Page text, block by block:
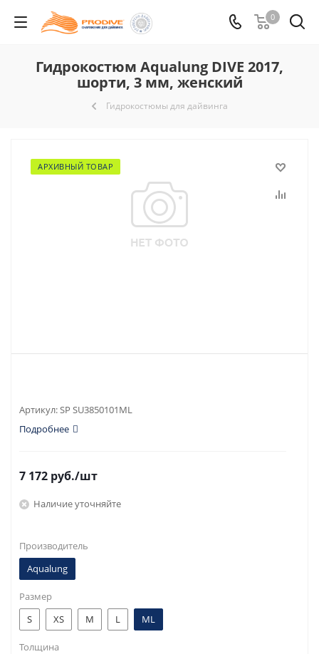
0
Гидрокостюм Aqualung DIVE 2017,
шорти, 3 мм, женский
Гидрокостюмы для дайвинга
АРХИВНЫЙ ТОВАР
Артикул:SP SU3850101ML
Подробнее
7 172 руб./шт
Наличие уточняйте
Производитель
Aqualung
Размер
S
XS M L ML
Толщина